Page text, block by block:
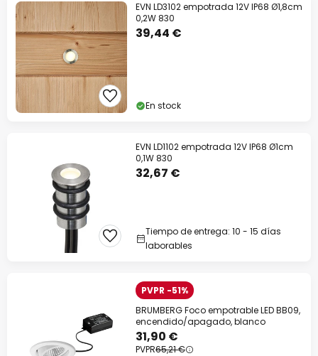
EVN LD3102 empotrada 12V IP68 Ø1,8cm
0,2W 830
39,44 €
En stock
EVN LD1102 empotrada 12V IP68 Ø1cm
0,1W 830
32,67 €
Tiempo de entrega: 10 - 15 días
laborables
PVPR -51%
BRUMBERG Foco empotrable LED BB09,
encendido/apagado, blanco
31,90 €
PVPR65,21 €
en casi todo*
Código descuento:
Ahorra ahora
*Marcas excluidas